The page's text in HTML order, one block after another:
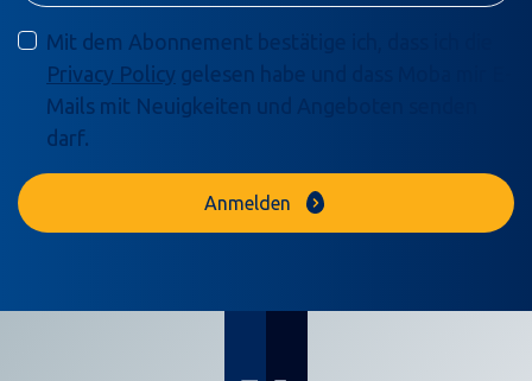
Mit dem Abonnement bestätige ich, dass ich die
Privacy Policy gelesen habe und dass Moba mir E-
Mails mit Neuigkeiten und Angeboten senden
darf.
Anmelden